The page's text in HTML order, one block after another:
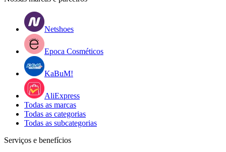
Netshoes
Epoca Cosméticos
KaBuM!
AliExpress
Todas as marcas
Todas as categorias
Todas as subcategorias
Serviços e benefícios